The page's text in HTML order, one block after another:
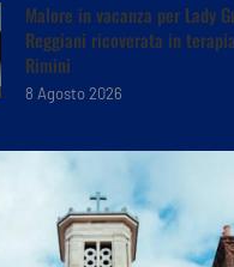
Malore in vacanza per Lady
Reggiani ricoverata in
Rimini
8 Agosto 2026